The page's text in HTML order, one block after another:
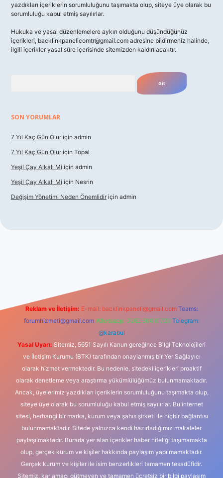
yazdıkları içeriklerin sorumluluğunu taşımakta olup, siteye üye olarak bu
sorumluluğu kabul etmiş sayılırlar.
Hukuka ve yasal düzenlemelere aykırı olduğunu düşündüğünüz
içerikleri, backlinkpanelicomtr@gmail.com adresine bildirmeniz halinde,
ilgili içerikler yasal süre içerisinde sitemizden kaldırılacaktır.
SON YORUMLAR
7 Yıl Kaç Gün Olur için admin
7 Yıl Kaç Gün Olur için Topal
Yeşil Çay Alkali Mi için admin
Yeşil Çay Alkali Mi için Nesrin
Değişim Yönetimi Neden Önemlidir için admin
Reklam ve İletişim: E-mail: backlinkpaneli@gmail.com Teams:
forumhizmeti@gmail.com Whatsapp: 0262 606 0 726 Telegram:
@karabul
Yasal Uyarı: Sitemiz, 5651 Sayılı Kanun gereğince Bilgi Teknolojileri
ve İletişim Kurumu (BTK) tarafından onaylanmış bir Yer Sağlayıcı
olarak hizmet vermektedir. Bu nedenle, sitedeki içerikleri proaktif
olarak denetleme veya araştırma yükümlülüğümüz bulunmamaktadır.
Ancak, üyelerimiz yazdıkları içeriklerin sorumluluğunu taşımakta olup,
siteye üye olarak bu sorumluluğu kabul etmiş sayılırlar. Bu internet
sitesi, herhangi bir marka, kurum veya şahıs şirketi ile hiçbir bağlantısı
bulunmamaktadır. Sitede yalnızca kendi hazırladığımız makaleler
paylaşılmaktadır. Burada yer alan içerikler haber niteliği taşımamakta
olup, gerçek kurum ve kişiler hakkında paylaşım yapılmamaktadır.
Gerçek kurum ve kişiler ile isim benzerlikleri tamamen tesadüfidir.
Sitemiz, kar amacı gütmeyen ve tamamen ücretsiz bir bilgi paylaşım